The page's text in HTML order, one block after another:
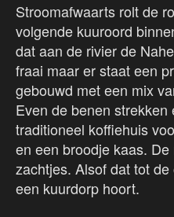
Stroomafwaarts rolt de
volgende kuuroord
dat aan de rivier de
fraai maar er staat een
gebouwd met een mix
Even de benen
traditioneel koffiehuis
en een broodje kaas.
zachtjes. Alsof dat tot
een kuurdorp hoort.